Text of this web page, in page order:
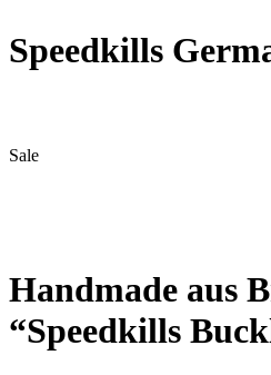
Speedkills
Sale
Handmade aus
“Speedkills